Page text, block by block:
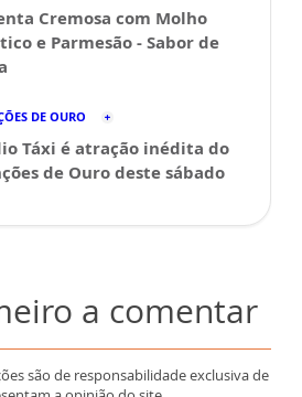
Cremosa com Molho
e Parmesão - Sabor de
DE OURO
Táxi é atração inédita do
de Ouro deste sábado
a comentar
são de responsabilidade exclusiva de